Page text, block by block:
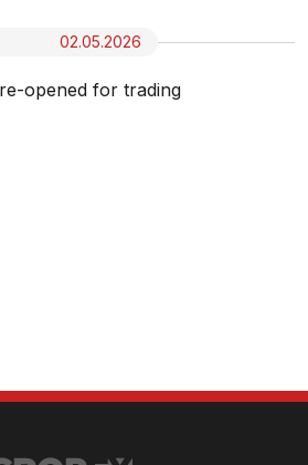
02.05.2026
opened for trading